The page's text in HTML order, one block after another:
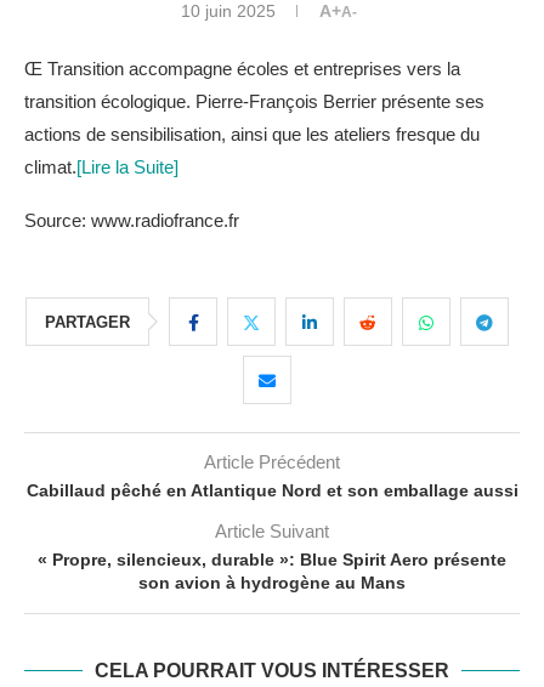
10 juin 2025 A+A-
Œ Transition accompagne écoles et entreprises vers la
transition écologique. Pierre-François Berrier présente ses
actions de sensibilisation, ainsi que les ateliers fresque du
climat.[Lire la Suite]
Source: www.radiofrance.fr
PARTAGER
Article Précédent
Cabillaud pêché en Atlantique Nord et son emballage aussi
Article Suivant
« Propre, silencieux, durable »: Blue Spirit Aero présente
son avion à hydrogène au Mans
CELA POURRAIT VOUS INTÉRESSER